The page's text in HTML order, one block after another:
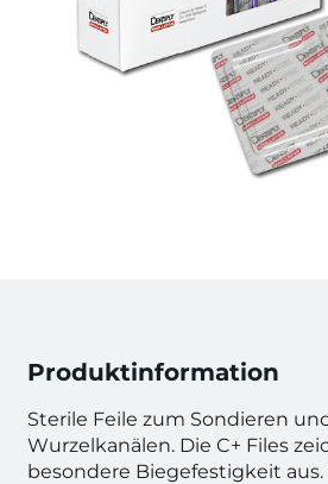
Produktinformation
Sterile Feile zum Sondieren
Wurzelkanälen. Die C+ Files
besondere Biegefestigkeit aus.